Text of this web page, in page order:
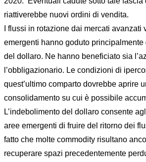
riattiverebbe nuovi ordini di vendita.
I flussi in rotazione dai mercati avanzati
emergenti hanno goduto
del dollaro. Ne hanno beneficiato sia
l’obbligazionario. Le condizioni di
quest’ultimo comparto dovrebbe aprire
consolidamento su cui è possibile
L’indebolimento del dollaro consente
aree emergenti di fruire del ritorno dei
fatto che molte commodity risultano
recuperare spazi precedentemente